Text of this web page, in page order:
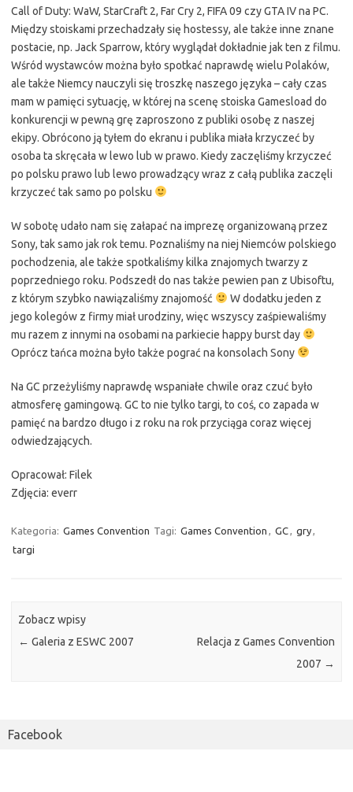
Call of Duty: WaW, StarCraft 2, Far Cry 2, FIFA 09 czy GTA IV na PC.
Między stoiskami przechadzały się hostessy, ale także inne znane
postacie, np. Jack Sparrow, który wyglądał dokładnie jak ten z filmu.
Wśród wystawców można było spotkać naprawdę wielu Polaków,
ale także Niemcy nauczyli się troszkę naszego języka – cały czas
mam w pamięci sytuację, w której na scenę stoiska Gamesload do
konkurencji w pewną grę zaproszono z publiki osobę z naszej
ekipy. Obrócono ją tyłem do ekranu i publika miała krzyczeć by
osoba ta skręcała w lewo lub w prawo. Kiedy zaczęliśmy krzyczeć
po polsku prawo lub lewo prowadzący wraz z całą publika zaczęli
krzyczeć tak samo po polsku
W sobotę udało nam się załapać na imprezę organizowaną przez
Sony, tak samo jak rok temu. Poznaliśmy na niej Niemców polskiego
pochodzenia, ale także spotkaliśmy kilka znajomych twarzy z
poprzedniego roku. Podszedł do nas także pewien pan z Ubisoftu,
z którym szybko nawiązaliśmy znajomość
W dodatku jeden z
jego kolegów z firmy miał urodziny, więc wszyscy zaśpiewaliśmy
mu razem z innymi na osobami na parkiecie happy burst day
Oprócz tańca można było także pograć na konsolach Sony
Na GC przeżyliśmy naprawdę wspaniałe chwile oraz czuć było
atmosferę gamingową. GC to nie tylko targi, to coś, co zapada w
pamięć na bardzo długo i z roku na rok przyciąga coraz więcej
odwiedzających.
Opracował: Filek
Zdjęcia: everr
Kategoria: Games Convention Tagi: Games Convention GC gry
targi
Zobacz wpisy
← Galeria z ESWC 2007
Relacja z Games Convention
2007 →
Facebook